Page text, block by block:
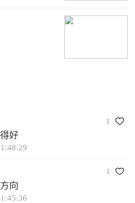
1
好
1
向